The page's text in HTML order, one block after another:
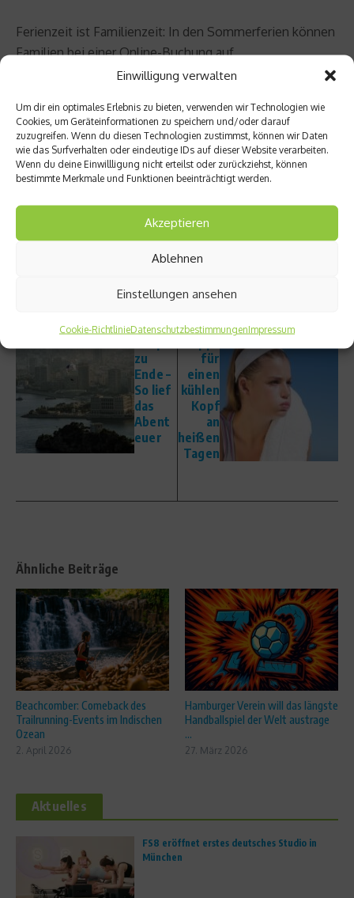
Einwilligung verwalten
Um dir ein optimales Erlebnis zu bieten, verwenden wir Technologien wie
Cookies, um Geräteinformationen zu speichern und/oder darauf
zuzugreifen. Wenn du diesen Technologien zustimmst, können wir Daten
wie das Surfverhalten oder eindeutige IDs auf dieser Website verarbeiten.
Wenn du deine Einwillligung nicht erteilst oder zurückziehst, können
bestimmte Merkmale und Funktionen beeinträchtigt werden.
Akzeptieren
Ablehnen
Einstellungen ansehen
Cookie-RichtlinieDatenschutzbestimmungenImpressum
Ferienzeit ist Familienzeit: In den Sommerferien können
Familien bei einer Online-Buchung auf
fussballmuseum.de 20 Prozent sparen. Dabei profitieren
ÖPNV aus dem gesamten Gebiet des
Verkehrsverbundes Rhein-Ruhr (VRR).
Alle Infos zum Ferienspaß im Deutschen
zu
Ende –
So lief
das
Abent
euer
für
einen
kühlen
Kopf
an
heißen
Tagen
Ähnliche Beiträge
Beachcomber: Comeback des
Trailrunning-Events im Indischen
Ozean
2. April 2026
Hamburger Verein will das längste
Handballspiel der Welt austrage
...
27. März 2026
Aktuelles
FS8 eröffnet erstes deutsches Studio in
München